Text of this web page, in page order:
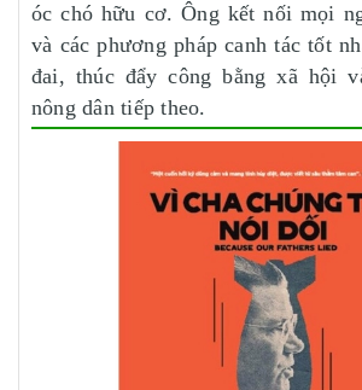
óc chó hữu cơ. Ông kết nối mọi
và các phương pháp canh tác tốt
đai, thúc đẩy công bằng xã hội
nông dân tiếp theo.